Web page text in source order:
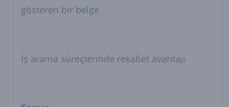
gösteren bir belge
İş arama süreçlerinde rekabet avantajı